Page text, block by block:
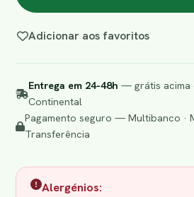
Adicionar aos favoritos
Entrega em 24-48h — grátis acima
Continental
Pagamento seguro — Multibanco ·
Transferência
Alergénios: